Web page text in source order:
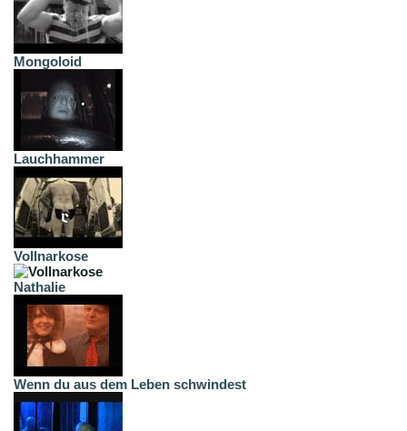
Mongoloid
Lauchhammer
Vollnarkose
Nathalie
Wenn du aus dem Leben schwindest